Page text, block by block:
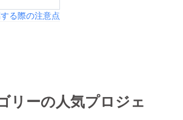
のメールを1月
致します。
る際の注意点
リーの人気プロジェ